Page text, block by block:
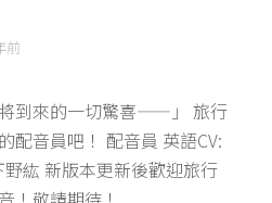
前
將到來的一切驚喜——」 旅行
配音員吧！ 配音員 英語CV:
野紘 新版本更新後歡迎旅行